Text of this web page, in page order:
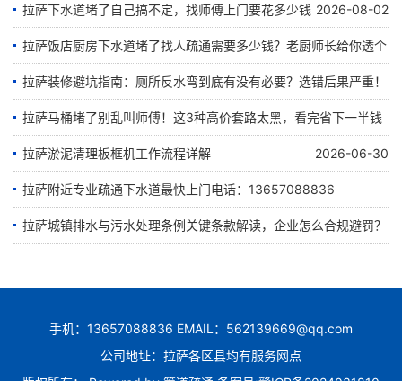
拉萨下水道堵了自己搞不定，找师傅上门要花多少钱 2026-08-02
拉萨饭店厨房下水道堵了找人疏通需要多少钱？老厨师长给你透个
底
2026-07-25
拉萨装修避坑指南：厕所反水弯到底有没有必要？选错后果严重！
2026-07-21
拉萨马桶堵了别乱叫师傅！这3种高价套路太黑，看完省下一半钱
2026-07-12
拉萨淤泥清理板框机工作流程详解 2026-06-30
拉萨附近专业疏通下水道最快上门电话：13657088836
2026-06-28
拉萨城镇排水与污水处理条例关键条款解读，企业怎么合规避罚？
手机：13657088836 EMAIL：562139669@qq.com
公司地址：拉萨各区县均有服务网点